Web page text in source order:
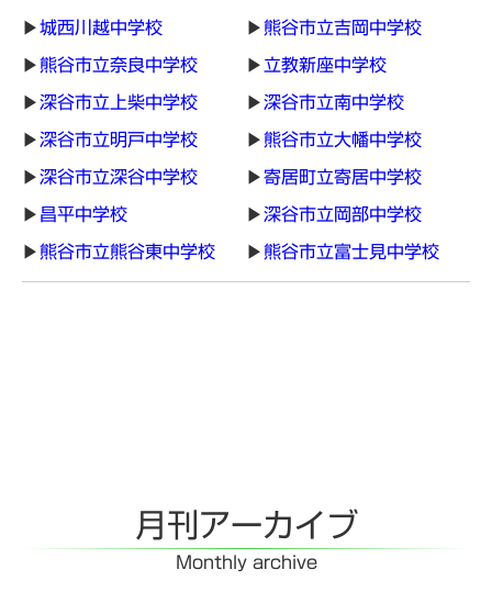
城西川越中学校 熊谷市立吉岡中学校
熊谷市立奈良中学校 立教新座中学校
深谷市立上柴中学校 深谷市立南中学校
深谷市立明戸中学校 熊谷市立大幡中学校
深谷市立深谷中学校 寄居町立寄居中学校
昌平中学校 深谷市立岡部中学校
熊谷市立熊谷東中学校 熊谷市立富士見中学校
月刊アーカイブ
Monthly archive